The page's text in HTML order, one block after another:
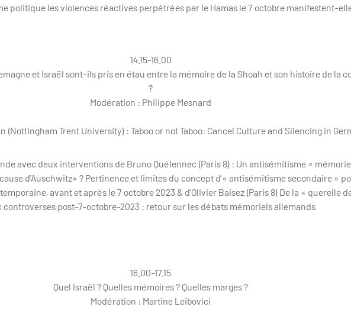
politique les violences réactives perpétrées par le Hamas le 7 octobre manifestent-
14.15-16.00
et Israël sont-ils pris en étau entre la mémoire de la Shoah et son histoire de la
?
Modération : Philippe Mesnard
(Nottingham Trent University) : Taboo or not Taboo: Cancel Culture and Silencing in
avec deux interventions de Bruno Quélennec (Paris 8) : Un antisémitisme «
d’Auschwitz» ? Pertinence et limites du concept d’« antisémitisme secondaire »
avant et après le 7 octobre 2023 & d’Olivier Baisez (Paris 8) De la « querelle
controverses post-7-octobre-2023 : retour sur les débats mémoriels allemands
16.00-17.15
Quel Israël ? Quelles mémoires ? Quelles marges ?
Modération : Martine Leibovici